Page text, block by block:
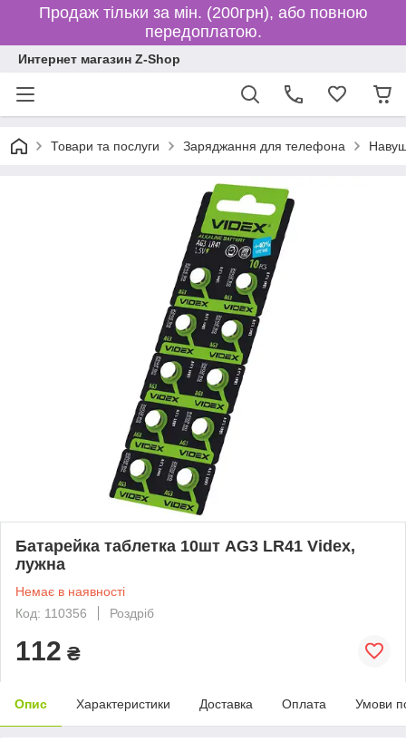
Продаж тільки за мін. (200грн), або повною
передоплатою.
Интернет магазин Z-Shop
Товари та послуги Заряджання для телефона
Батарейка таблетка 10шт AG3 LR41 Videx,
лужна
Немає в наявності
Код: 110356
Роздріб
112 ₴
Опис Характеристики Доставка Оплата Умови